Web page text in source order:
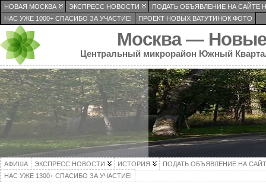
НОВАЯ МОСКВА ЭКСПРЕСС НОВОСТИ
ПОДАТЬ ОБЪЯВЛЕНИЕ НА САЙТЕ
НАС УЖЕ 1000+ СПАСИБО ЗА УЧАСТИЕ!
ПРОЕКТ НОВЫХ ВАТУТИНОК ФОТО
Москва — Новые
Центральный микрорайон Южный
АФИША ЭКСПРЕСС НОВОСТИ ИСТОРИЯ
ПОДАТЬ ОБЪЯВЛЕНИЕ НА
НАС УЖЕ 1300+ СПАСИБО ЗА УЧАСТИЕ!